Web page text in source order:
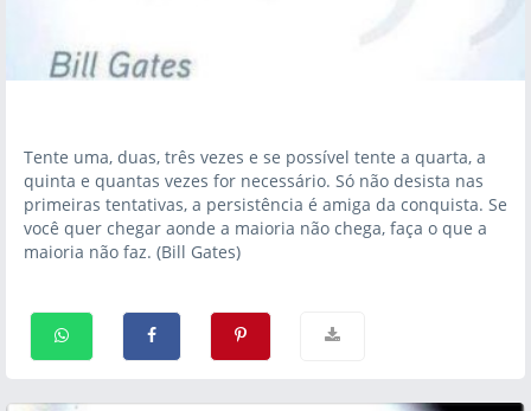
Tente uma, duas, três vezes e se possível tente a quarta, a
quinta e quantas vezes for necessário. Só não desista nas
primeiras tentativas, a persistência é amiga da conquista. Se
você quer chegar aonde a maioria não chega, faça o que a
maioria não faz. (Bill Gates)